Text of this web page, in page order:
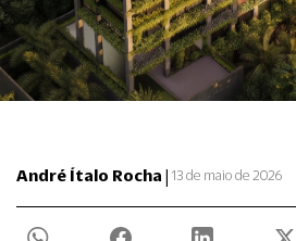
André Ítalo Rocha | 13 de maio de 2026